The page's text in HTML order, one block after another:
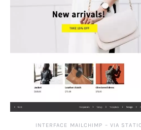
INTERFACE MAILCHIMP – VIA